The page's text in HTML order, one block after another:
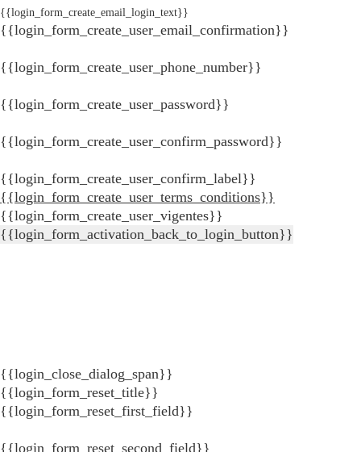
{{login_form_create_email_login_text}}
{{login_form_create_user_email_confirmation}}
{{login_form_create_user_phone_number}}
{{login_form_create_user_password}}
{{login_form_create_user_confirm_password}}
{{login_form_create_user_confirm_label}}
{{login_form_create_user_terms_conditions}}
{{login_form_create_user_vigentes}}
{{login_form_activation_back_to_login_button}}
{{login_close_dialog_span}}
{{login_form_reset_title}}
{{login_form_reset_first_field}}
{{login_form_reset_second_field}}